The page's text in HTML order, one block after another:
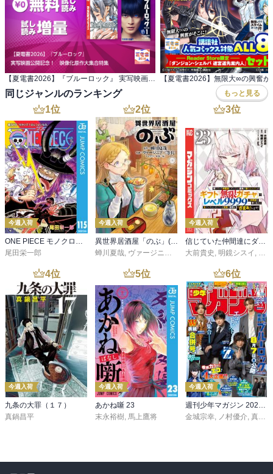
【夏電書2026】『ブルーロック』 実写映画公開記念！ 映像化原作大集合特集
同じジャンルのランキング もっと見る
1位
今週入荷
尾田栄一郎
2位
今週入荷
蝉川夏哉 ヴァージニア二等兵 ,転
3位
今週入荷
大前貴史 明鏡シスイ
4位
今週入荷
九条の大罪（１７）
真鍋昌平
5位
今週入荷
あかね噺 23
末永裕樹, 馬上鷹将
6位
今週入荷
週刊少年マガジン 2026年36・37号[2026年8月5日発売]
金城宗幸, ノ村優介, 真島ヒロ